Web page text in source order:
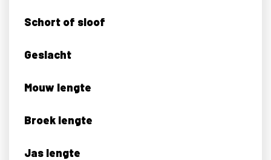
Schort of sloof
Geslacht
Mouw lengte
Broek lengte
Jas lengte